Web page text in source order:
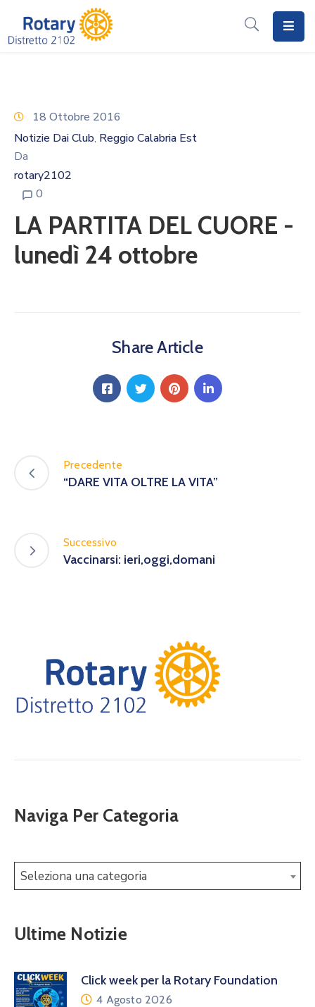
Rotary
Distretto
2102
Notizie
18 Ottobre 2016
Notizie Dai Club‚ Reggio Calabria Est
Da
rotary2102
0
LA PARTITA DEL CUORE -
lunedì 24 ottobre
Share Article
Precedente
“DARE VITA OLTRE LA VITA”
Successivo
Vaccinarsi: ieri,oggi,domani
Naviga Per Categoria
Seleziona una categoria
Ultime Notizie
Click week per la Rotary Foundation
4 Agosto 2026